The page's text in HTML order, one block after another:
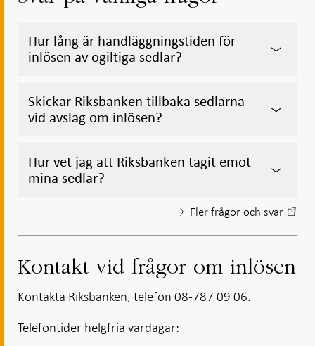
Hur lång är handläggningstiden för
inlösen av ogiltiga sedlar?
Skickar Riksbanken tillbaka sedlarna
vid avslag om inlösen?
Hur vet jag att Riksbanken tagit emot
mina sedlar?
Fler frågor och svar
Kontakt vid frågor om inlösen
Kontakta Riksbanken, telefon 08-787 09 06.
Telefontider helgfria vardagar: